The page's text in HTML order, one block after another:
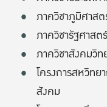
ภาควิชาภูมิศาส
ภาควิชารัฐศาสต
ภาควิชาสังคมวิท
โครงการสหวิท
สังคม